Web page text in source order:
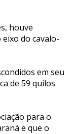
houve
do cavalo-
em seu
de 59 quilos
para o
e que o